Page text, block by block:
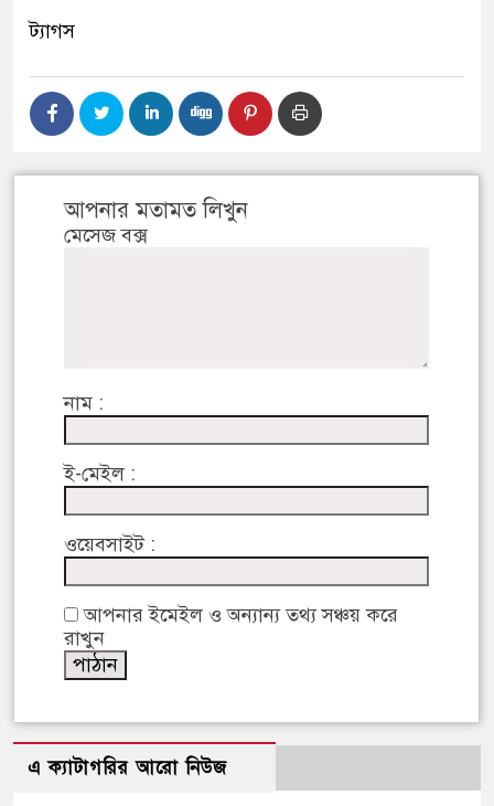
ট্যাগস
আপনার মতামত লিখুন
মেসেজ বক্স
নাম :
ই-মেইল :
ওয়েবসাইট :
আপনার ইমেইল ও অন্যান্য তথ্য সঞ্চয় করে
রাখুন
এ ক্যাটাগরির আরো নিউজ